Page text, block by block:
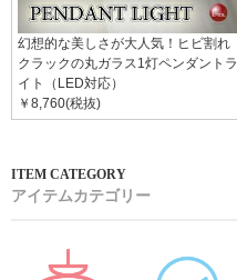
幻想的な美しさが大人気！ヒビ割れ
クラックの丸ガラス1灯ペンダントラ
イト（LED対応）
￥8,760(税抜)
アイテムカテゴリー